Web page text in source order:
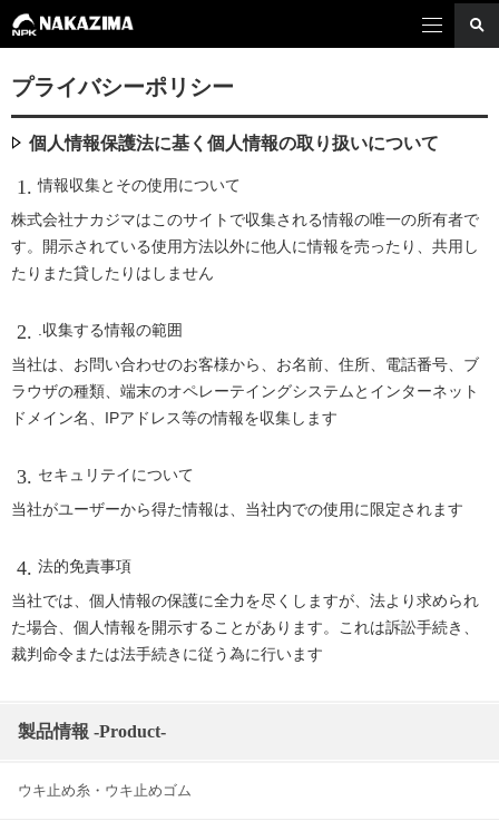
プライバシーポリシー
個人情報保護法に基く個人情報の取り扱いについて
情報収集とその使用について
株式会社ナカジマはこのサイトで収集される情報の唯一の所有者で
す。開示されている使用方法以外に他人に情報を売ったり、共用し
たりまた貸したりはしません
.収集する情報の範囲
当社は、お問い合わせのお客様から、お名前、住所、電話番号、ブ
ラウザの種類、端末のオペレーテイングシステムとインターネット
ドメイン名、IPアドレス等の情報を収集します
セキュリテイについて
当社がユーザーから得た情報は、当社内での使用に限定されます
法的免責事項
当社では、個人情報の保護に全力を尽くしますが、法より求められ
た場合、個人情報を開示することがあります。これは訴訟手続き、
裁判命令または法手続きに従う為に行います
製品情報 -Product-
ウキ止め糸・ウキ止めゴム